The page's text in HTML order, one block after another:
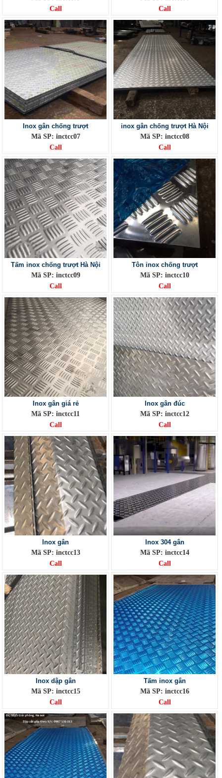
Call
Call
Inox gân chống trượt
Mã SP: inctcc07
Call
inox gân chống trượt Hà Nội
Mã SP: inctcc08
Call
Tấm inox chống trượt Hà Nội
Mã SP: inctcc09
Call
Tôn inox chống trượt
Mã SP: inctcc10
Call
Inox gân giá rẻ
Mã SP: inctcc11
Call
Inox gân đúc
Mã SP: inctcc12
Call
Inox gân
Mã SP: inctcc13
Call
Inox 304 gân
Mã SP: inctcc14
Call
Inox dập gân
Mã SP: inctcc15
Call
Tấm inox gân
Mã SP: inctcc16
Call